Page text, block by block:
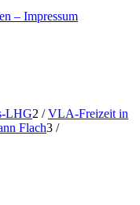
– Impressum
LHG2 / VLA-Freizeit in
Flach3 /